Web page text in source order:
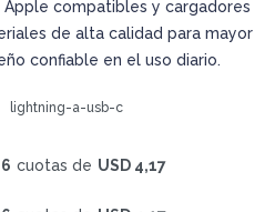
compatibles y cargadores
de alta calidad para mayor
confiable en el uso diario.
lightning-a-usb-c
6 cuotas de USD 4,17